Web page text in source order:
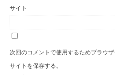
サイト
次回のコメントで使用するためブラウ
サイトを保存する。